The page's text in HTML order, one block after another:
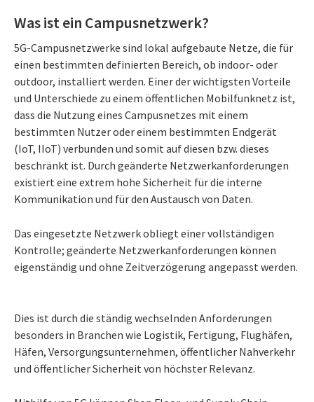
Was ist ein Campusnetzwerk?
5G-Campusnetzwerke sind lokal aufgebaute Netze, die für
einen bestimmten definierten Bereich, ob indoor- oder
outdoor, installiert werden. Einer der wichtigsten Vorteile
und Unterschiede zu einem öffentlichen Mobilfunknetz ist,
dass die Nutzung eines Campusnetzes mit einem
bestimmten Nutzer oder einem bestimmten Endgerät
(IoT, IIoT) verbunden und somit auf diesen bzw. dieses
beschränkt ist. Durch geänderte Netzwerkanforderungen
existiert eine extrem hohe Sicherheit für die interne
Kommunikation und für den Austausch von Daten.
Das eingesetzte Netzwerk obliegt einer vollständigen
Kontrolle; geänderte Netzwerkanforderungen können
eigenständig und ohne Zeitverzögerung angepasst werden.
Dies ist durch die ständig wechselnden Anforderungen
besonders in Branchen wie Logistik, Fertigung, Flughäfen,
Häfen, Versorgungsunternehmen, öffentlicher Nahverkehr
und öffentlicher Sicherheit von höchster Relevanz.